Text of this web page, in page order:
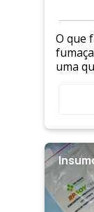
O que
uma